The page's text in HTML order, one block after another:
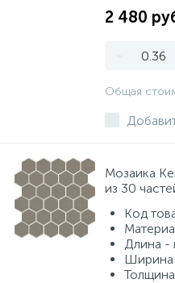
2 480
-
Общая
Мозаика
из 30
Код
Длина -